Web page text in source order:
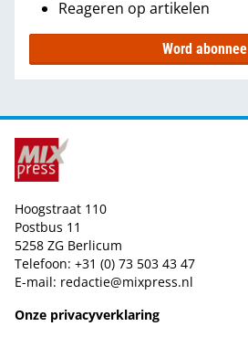
Reageren op artikelen
Word abonnee
Hoogstraat 110
Postbus 11
5258 ZG Berlicum
Telefoon: +31 (0) 73 503 43 47
E-mail: redactie@mixpress.nl
Onze privacyverklaring